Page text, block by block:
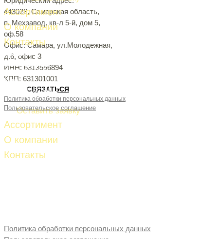
443028, Самарская область,
п. Мехзавод, кв-л 5-й, дом 5,
оф.58
Офис: Самара, ул.Молодежная,
д.6, офис 3
ИНН: 6313556894
КПП: 631301001
СВЯЗАТЬСЯ
Оставить заявку
Ассортимент
О компании
Контакты
Политика обработки персональных данных
Ассортимент
О компании
Контакты
Телефон:
8-927-261-53-81
8-927-653-87-28
E-mail:
fud-import@mail.ru
Политика обработки персональных данных
Пользовательское соглашение